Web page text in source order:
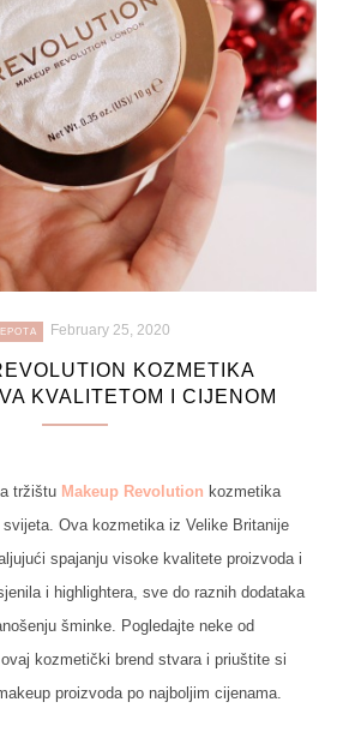
February 25, 2020
KOZMETIKA
KVALITETOM I CIJENOM
tržištu Makeup Revolution kozmetika
Ova kozmetika iz Velike Britanije
spajanju visoke kvalitete proizvoda i
i highlightera, sve do raznih dodataka
šminke. Pogledajte neke od
kozmetički brend stvara i priuštite si
proizvoda po najboljim cijenama.